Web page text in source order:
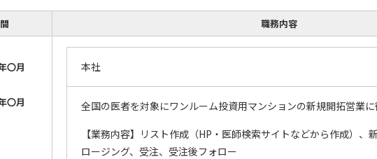
職務内容
〇月
〇月
本社
全国の医者を対象にワンルーム投資用マンションの新規開拓営業に
【業務内容】リスト作成（HP・医師検索サイトなどから作成）、
ロージング、受注、受注後フォロー